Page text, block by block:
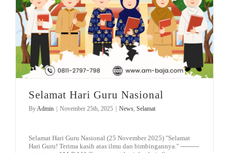
Selamat Hari Guru Nasional
By Admin | November 25th, 2025 | News Selamat
Selamat Hari Guru Nasional (25 November 2025) "Selamat
Hari Guru! Terima kasih atas ilmu dan bimbingannya." ---------